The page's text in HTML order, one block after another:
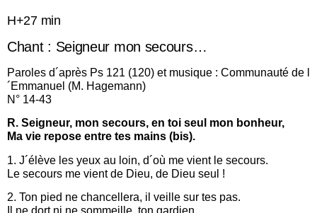
H+27 min
Chant : Seigneur mon secours…
Paroles d´après Ps 121 (120) et musique : Communauté de l
´Emmanuel (M. Hagemann)
N° 14-43
R. Seigneur, mon secours, en toi seul mon bonheur,
Ma vie repose entre tes mains (bis).
1. J´élève les yeux au loin, d´où me vient le secours.
Le secours me vient de Dieu, de Dieu seul !
2. Ton pied ne chancellera, il veille sur tes pas.
Il ne dort ni ne sommeille, ton gardien.